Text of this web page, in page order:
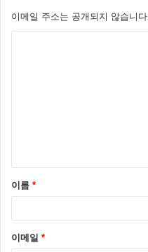
이메일 주소는 공개되지 않습니다.
이름 *
이메일 *